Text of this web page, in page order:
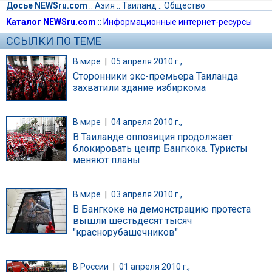
Досье NEWSru.com :: Азия :: Таиланд :: Общество
Каталог NEWSru.com :: Информационные интернет-ресурсы
ССЫЛКИ ПО ТЕМЕ
В мире | 05 апреля 2010 г.,
Сторонники экс-премьера Таиланда
захватили здание избиркома
В мире 04 апреля 2010 г.,
В Таиланде оппозиция продолжает
блокировать центр Бангкока. Туристы
меняют планы
В мире 03 апреля 2010 г.,
В Бангкоке на демонстрацию протеста
вышли шестьдесят тысяч
"краснорубашечников"
В России 01 апреля 2010 г.,